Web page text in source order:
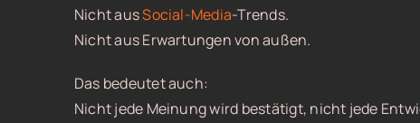
Nicht ausSocial-Media-Trends.
Nicht aus Erwartungen von außen.
Das bedeutet auch:
Nicht jede Meinung wird bestätigt, nicht jede